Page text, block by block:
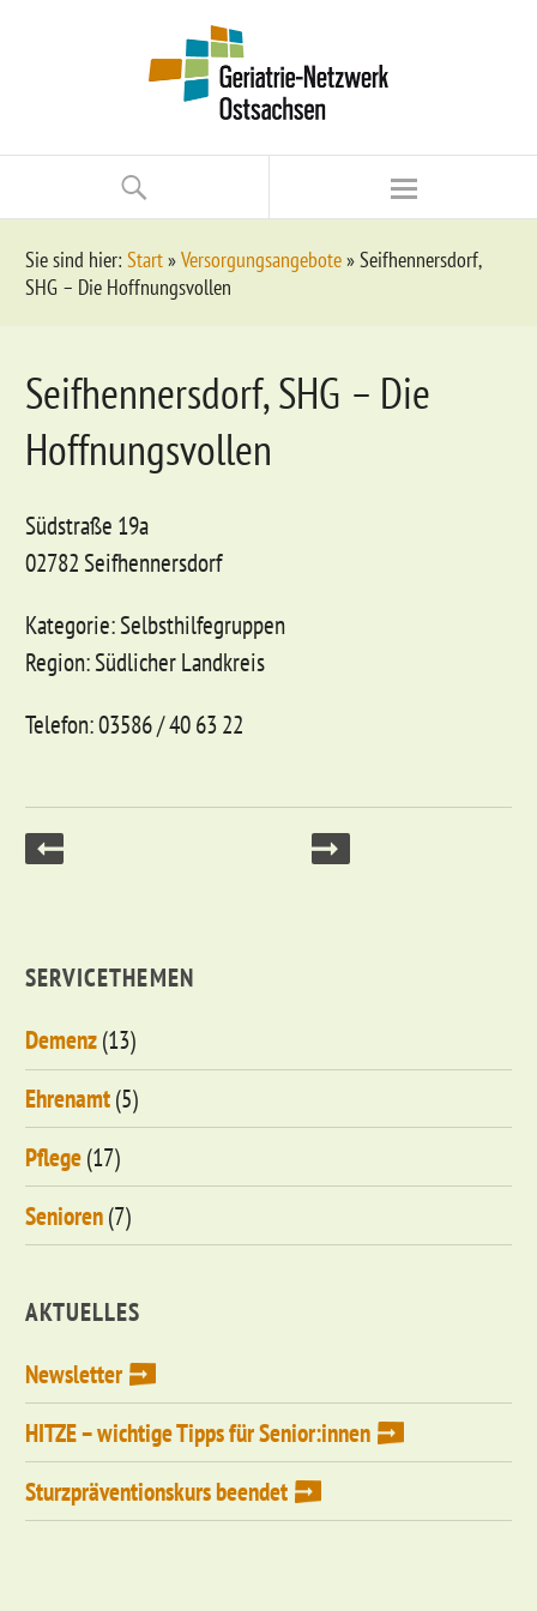
Sie sind hier: Start»Versorgungsangebote»Seifhennersdorf,
SHG – Die Hoffnungsvollen
Seifhennersdorf, SHG – Die
Hoffnungsvollen
Südstraße 19a
02782 Seifhennersdorf
Kategorie: Selbsthilfegruppen
Region: Südlicher Landkreis
Telefon: 03586 / 40 63 22
SERVICETHEMEN
Demenz(13)
Ehrenamt(5)
Pflege(17)
Senioren(7)
AKTUELLES
Newsletter
HITZE – wichtige Tipps für Senior:innen
Sturzpräventionskurs beendet